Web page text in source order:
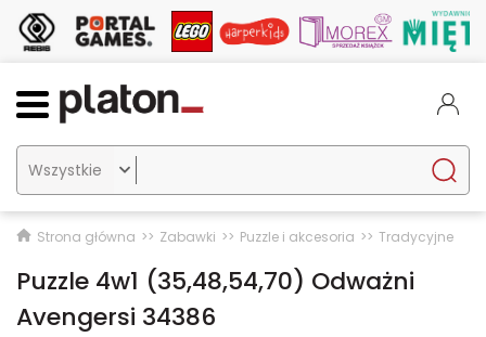

Strona główna Zabawki Puzzle i akcesoria Tradycyjne
Puzzle 4w1 (35,48,54,70) Odważni
Avengersi 34386